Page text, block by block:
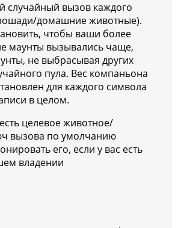
вызов каждого
домашние животные).
чтобы ваши более
маунты вызывались чаще,
не выбрасывая других
пула. Вес компаньона
для каждого символа
в целом.
целевое животное/
вызова по умолчанию
его, если у вас есть
владении